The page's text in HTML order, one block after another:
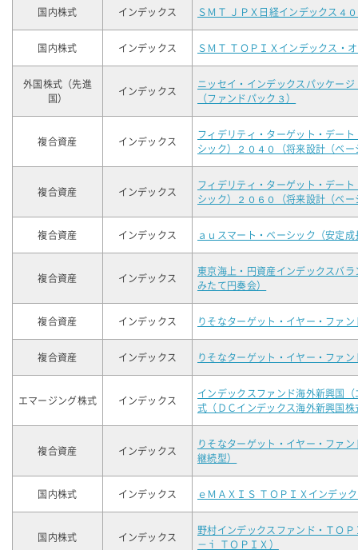
国内株式 インデックス ＳＭＴ ＪＰＸ日経インデックス４
国内株式 インデックス ＳＭＴ ＴＯＰＩＸインデックス・
外国株式（先進
国）
インデックス
ニッセイ・インデックスパッケー
（ファンドパック３）
複合資産 インデックス
フィデリティ・ターゲット・デー
シック）２０４０（将来設計（ベー
複合資産 インデックス
フィデリティ・ターゲット・デー
シック）２０６０（将来設計（ベー
複合資産 インデックス ａｕスマート・ベーシック（安定成
複合資産 インデックス
東京海上・円資産インデックスバラ
みたて円奏会）
複合資産 インデックス りそなターゲット・イヤー・ファン
複合資産 インデックス りそなターゲット・イヤー・ファン
エマージング株式 インデックス
インデックスファンド海外新興国
式（ＤＣインデックス海外新興国株
複合資産 インデックス
りそなターゲット・イヤー・ファ
継続型）
国内株式 インデックス ｅＭＡＸＩＳ ＴＯＰＩＸインデッ
国内株式 インデックス
野村インデックスファンド・ＴＯ
－ｉ ＴＯＰＩＸ）